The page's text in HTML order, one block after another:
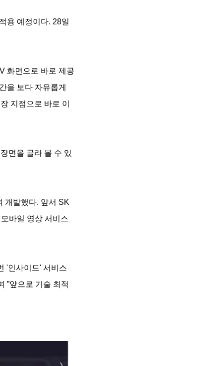
용 예정이다. 28일
화면으로 바로 제공
을 보다 자유롭게
지점으로 바로 이
면을 골라 볼 수 있
개발했다. 앞서 SK
바일 영상 서비스
'인사이드' 서비스
”앞으로 기술 최적